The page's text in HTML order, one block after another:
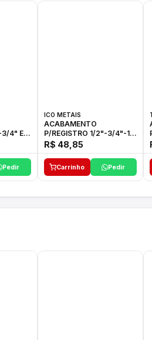
3/4" E
Pedir
ICO METAIS
ACABAMENTO
P/REGISTRO 1/2"-3/4"-1"
ACB M CS 33 ICO
R$ 48,85
Carrinho Pedir